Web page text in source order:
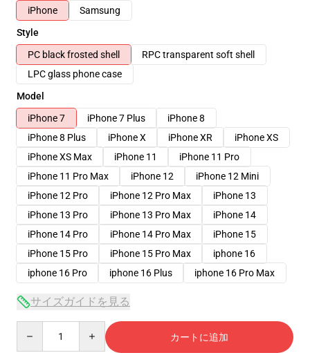
iPhone
Samsung
Style
PC black frosted shell
RPC transparent soft shell
LPC glass phone case
Model
iPhone 7
iPhone 7 Plus
iPhone 8
iPhone 8 Plus
iPhone X iPhone XR
iPhone XS
iPhone XS Max
iPhone 11
iPhone 11 Pro
iPhone 11 Pro Max
iPhone 12
iPhone 12 Mini
iPhone 12 Pro
iPhone 12 Pro Max
iPhone 13
iPhone 13 Pro
iPhone 13 Pro Max
iPhone 14
iPhone 14 Pro
iPhone 14 Pro Max
iPhone 15
iPhone 15 Pro
iPhone 15 Pro Max
iphone 16
iphone 16 Pro
iphone 16 Plus iphone 16 Pro Max
サイズガイドを見る
カートに追加